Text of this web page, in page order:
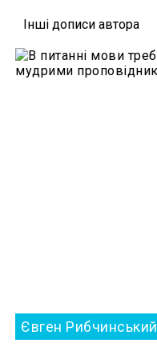
Iншi дописи автора
Євген Рибчинський